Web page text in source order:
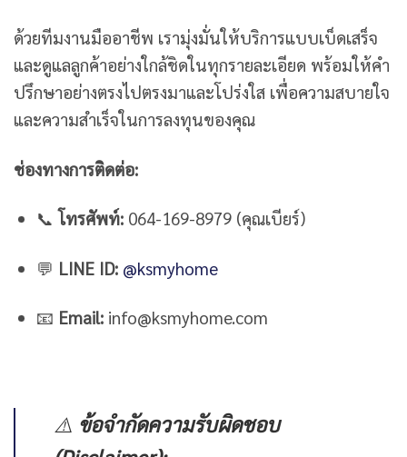
ด้วยทีมงานมืออาชีพ เรามุ่งมั่นให้บริการแบบเบ็ดเสร็จ
และดูแลลูกค้าอย่างใกล้ชิดในทุกรายละเอียด พร้อมให้คำ
ปรึกษาอย่างตรงไปตรงมาและโปร่งใส เพื่อความสบายใจ
และความสำเร็จในการลงทุนของคุณ
ช่องทางการติดต่อ:
📞โทรศัพท์:064-169-8979 (คุณเบียร์)
💬 LINE ID: @ksmyhome
📧 Email:info@ksmyhome.com
⚠️ ข้อจำกัดความรับผิดชอบ